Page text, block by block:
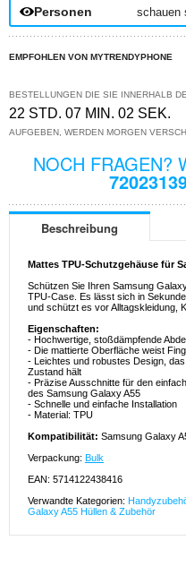
Personen schauen
EMPFOHLEN VON MYTRENDYPHONE
BESTELLUNGEN DIE SIE INNERHALB
22 STD. 07 MIN. 01 SEK.
AUFGEBEN, WERDEN MORGEN
NOCH FRAGEN?
Beschreibung
Mattes TPU-Schutzgehäuse für
Schützen Sie Ihren Samsung
TPU-Case. Es lässt sich in
und schützt es vor Alltagskleidung,
Eigenschaften:
- Hochwertige, stoßdämpfende
- Die mattierte Oberfläche weist
- Leichtes und robustes Design,
Zustand hält
- Präzise Ausschnitte für den
des Samsung Galaxy A55
- Schnelle und einfache Installation
- Material: TPU
Kompatibilität: Samsung Galaxy
Verpackung: Bulk
EAN: 5714122438416
Verwandte Kategorien:
Galaxy A55 Hüllen & Zubehör